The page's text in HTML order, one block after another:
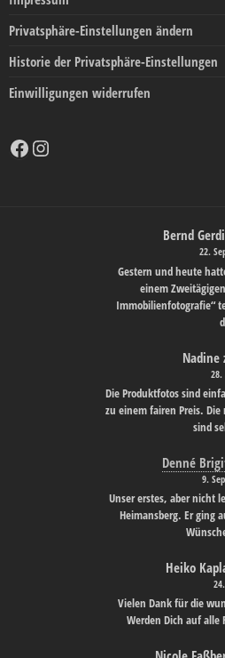
Privatsphäre-Einstellungen ändern
Historie der Privatsphäre-Einstellungen
Einwilligungen widerrufen
Facebook
Instagram
Bernd
22.
Gestern und heute
einem
Immobilienfotografie“
Nadine
Die Produktfotos sind
zu einem fairen Preis.
sind
Denné
9.
Unser erstes, aber nicht
Heimansberg. Er ging
Heiko
Vielen Dank für die
Werden Dich auf